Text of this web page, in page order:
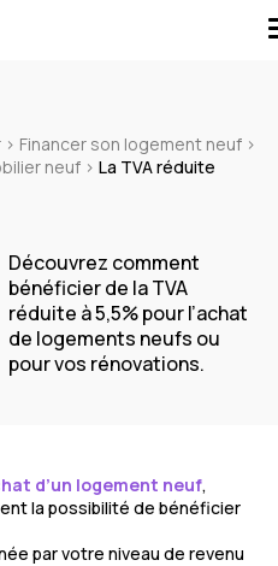
> Financer son logement neuf >
neuf > La TVA réduite
Découvrez comment
bénéficier de la TVA
réduite à 5,5% pour l’achat
de logements neufs ou
pour vos rénovations.
d’un logement neuf,
la possibilité de bénéficier
par votre niveau de revenu
un conseiller
suis rappelé(e)